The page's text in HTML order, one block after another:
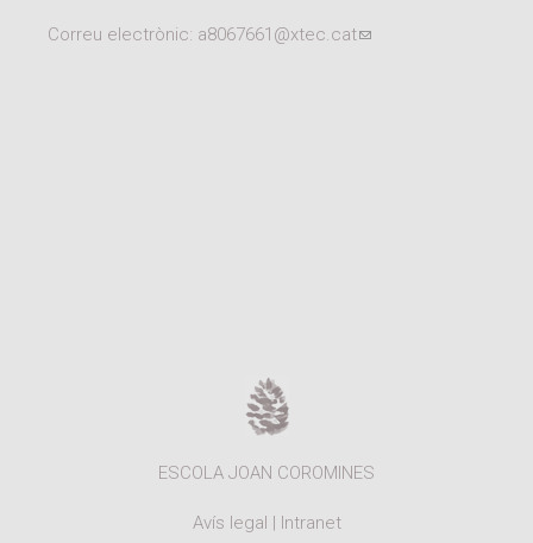
Correu electrònic: a8067661@xtec.cat(link sends e-mail)
ESCOLA JOAN COROMINES
Avís legal | Intranet